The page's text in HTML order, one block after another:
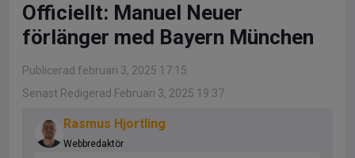
Officiellt: Manuel Neuer
förlänger med Bayern München
Publicerad februari 3, 2025 17:15
Senast Redigerad Februari 3, 2025 19:37
Rasmus Hjortling
Webbredaktör